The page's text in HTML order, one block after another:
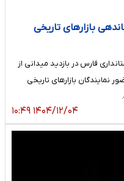
بازارهای تاریخی
فارس در بازدید میدانی از
نمایندگان بازارهای تاریخی
۱۴۰۴/۱۲/۰۴ ۱۰:۴۹